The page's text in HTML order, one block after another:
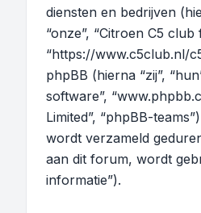
diensten en bedrijven
“onze”, “Citroen C5 club
“https://www.c5club.nl/
phpBB (hierna “zij”,
software”,
Limited”, “phpBB-
wordt verzameld
aan dit forum, wordt
informatie”).